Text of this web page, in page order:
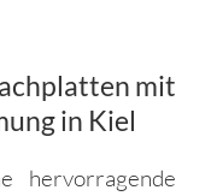
mit
in Kiel
hervorragende